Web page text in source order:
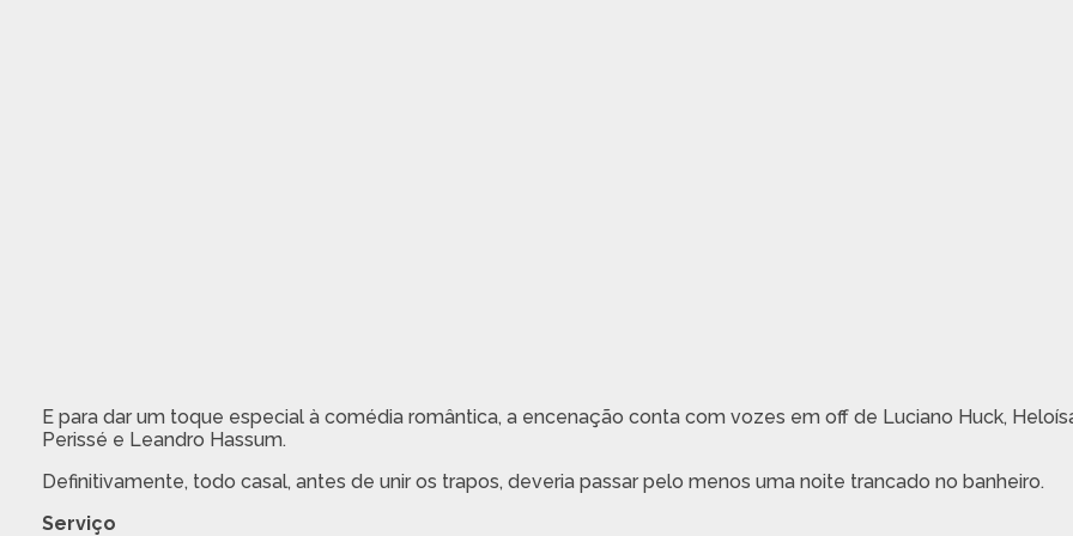
E para dar um toque especial à comédia romântica, a encenação conta com vozes em off de Luciano Huck,
Perissé e Leandro Hassum.
Definitivamente, todo casal, antes de unir os trapos, deveria passar pelo menos uma noite trancado no banheiro.
Serviço